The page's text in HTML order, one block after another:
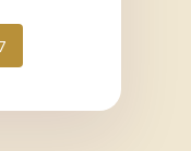
regelen
Overlijden melden
Begraven of